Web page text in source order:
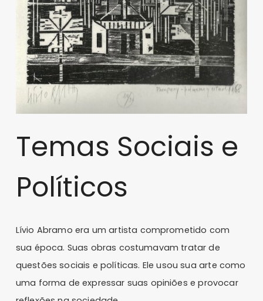
Temas Sociais e
Políticos
Lívio Abramo era um artista comprometido com
sua época. Suas obras costumavam tratar de
questões sociais e políticas. Ele usou sua arte como
uma forma de expressar suas opiniões e provocar